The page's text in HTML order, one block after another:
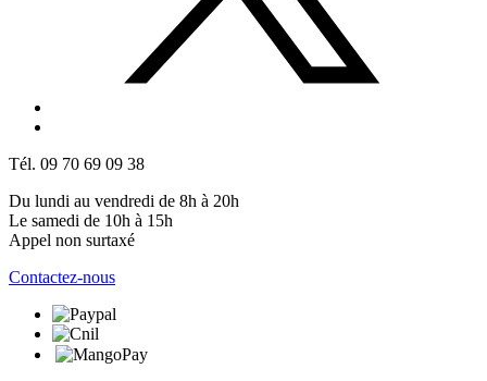
Tél. 09 70 69 09 38
Du lundi au vendredi de 8h à 20h
Le samedi de 10h à 15h
Appel non surtaxé
Contactez-nous